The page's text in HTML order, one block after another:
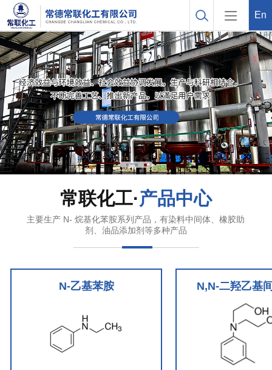
En
常联化工·产品中心
主要生产 N- 烷基化苯胺系列产品，有染料中间体、橡胶助
剂、油品添加剂等多种产品
N-乙基苯胺 N,N-二羟乙基间